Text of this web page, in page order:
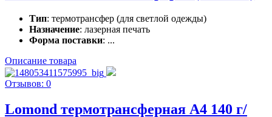
Тип: термотрансфер (для светлой одежды)
Назначение: лазерная печать
Форма поставки: ...
Описание товара
Отзывов: 0
Lomond термотрансферная А4 140 г/